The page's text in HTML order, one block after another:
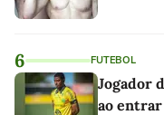
6 FUTEBOL
Jogador
ao